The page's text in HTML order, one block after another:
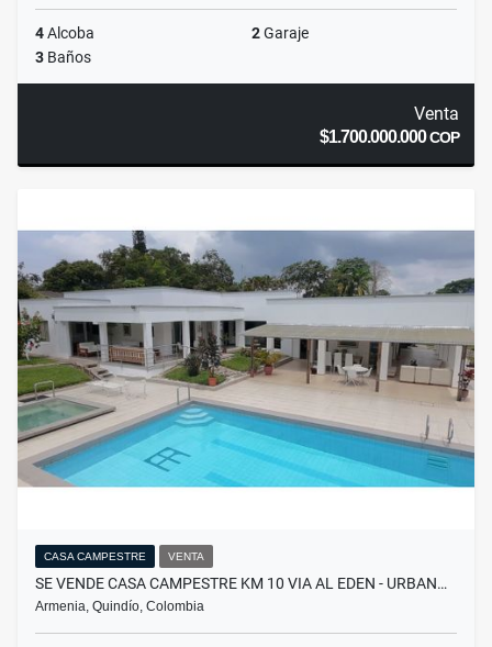
4Alcoba 2Garaje
3 Baños
Venta
$1.700.000.000COP
CASA CAMPESTRE VENTA
SE VENDE CASA CAMPESTRE KM 10 VIA AL EDEN - URBAN…
Armenia, Quindío, Colombia